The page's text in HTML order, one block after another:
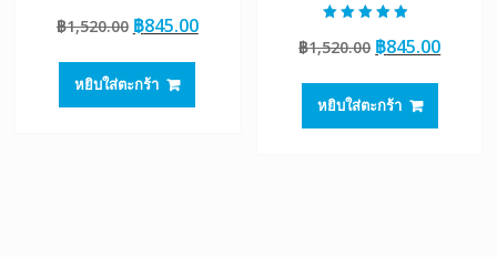
5.00
ตั้งแต่ 1-5
฿1,520.00 Original
was:
฿1,520.00.
฿845.00Current
หยิบใส่ตะกร้า
4.50
ตั้งแต่ 1-5
฿1,520.00 Original
was:
฿1,520.00.
฿845.00
หยิบใส่ตะกร้า